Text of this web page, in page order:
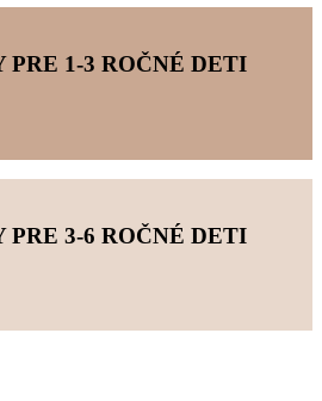
PRE 1-3 ROČNÉ DETI
PRE 3-6 ROČNÉ DETI